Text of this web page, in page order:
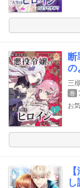
断
の
三
巻
お